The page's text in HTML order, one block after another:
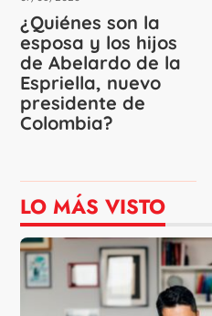
¿Quiénes son la
esposa y los hijos
de Abelardo de la
Espriella, nuevo
presidente de
Colombia?
LO MÁS VISTO